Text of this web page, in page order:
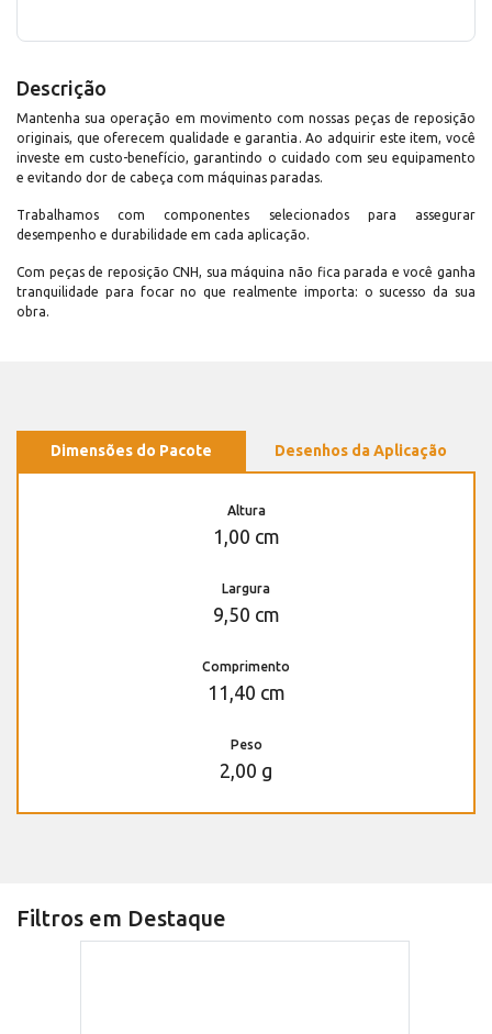
Descrição
Mantenha sua operação em movimento com nossas peças de reposição
originais, que oferecem qualidade e garantia. Ao adquirir este item, você
investe em custo-benefício, garantindo o cuidado com seu equipamento
e evitando dor de cabeça com máquinas paradas.
Trabalhamos com componentes selecionados para assegurar
desempenho e durabilidade em cada aplicação.
Com peças de reposição CNH, sua máquina não fica parada e você ganha
tranquilidade para focar no que realmente importa: o sucesso da sua
obra.
Dimensões do Pacote Desenhos da Aplicação
Altura
1,00 cm
Largura
9,50 cm
Comprimento
11,40 cm
Peso
2,00 g
Filtros em Destaque